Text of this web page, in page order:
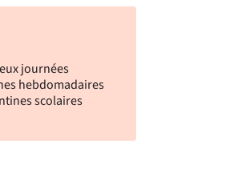
journées
hebdomadaires
scolaires